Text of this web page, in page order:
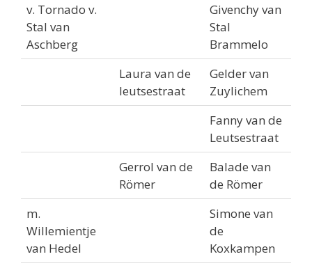
v. Tornado v.
Stal van
Aschberg
Givenchy van
Stal
Brammelo
Laura van de
leutsestraat
Gelder van
Zuylichem
Fanny van de
Leutsestraat
Gerrol van de
Römer
Balade van
de Römer
m.
Willemientje
van Hedel
Simone van
de
Koxkampen